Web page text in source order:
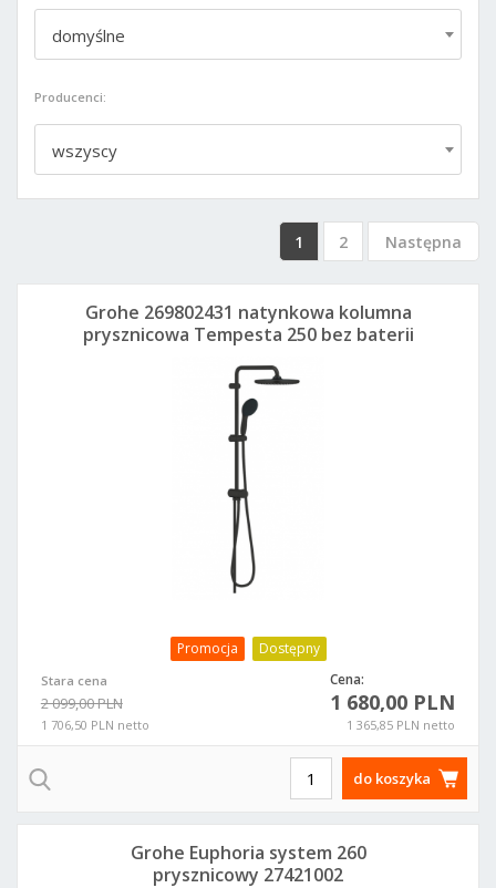
domyślne
Producenci:
wszyscy
1 2 Następna
Promocja Dostępny
Stara cena
2 099,00 PLN
1 706,50 PLN netto
Cena:
1 680,00 PLN
1 365,85 PLN netto
Grohe 269802431 natynkowa kolumna
prysznicowa Tempesta 250 bez baterii
do koszyka
Grohe Euphoria system 260
prysznicowy 27421002